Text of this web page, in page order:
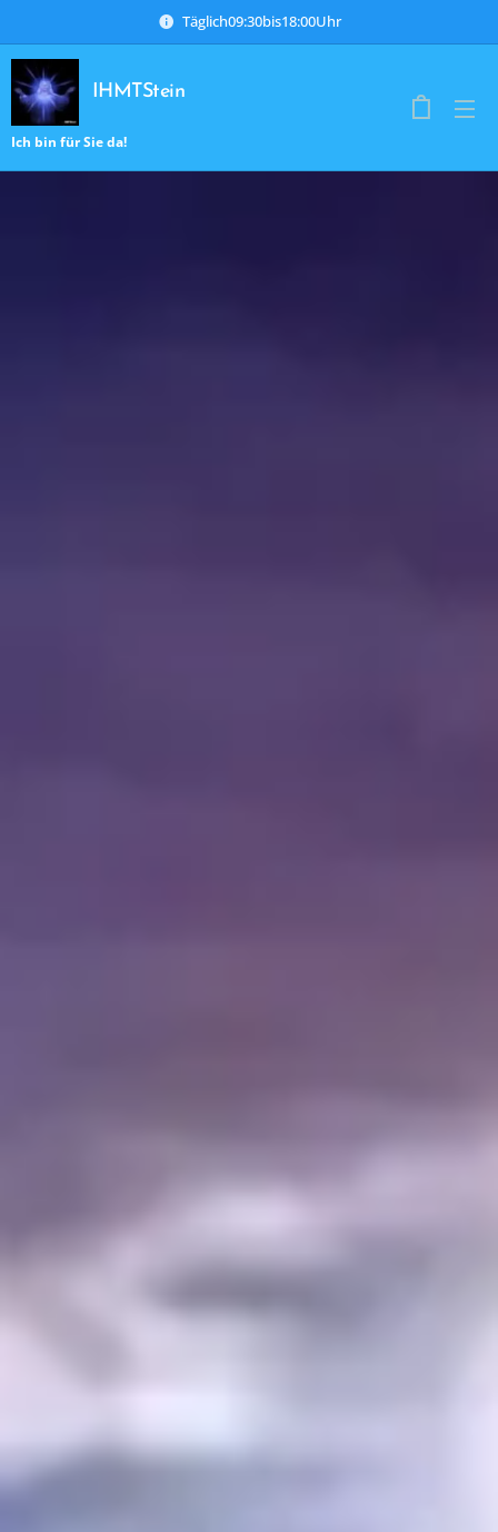
Täglich09:30bis18:00Uhr
IHMTStein
Ich bin für Sie da!